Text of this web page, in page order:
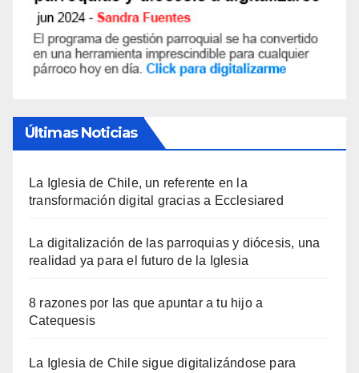
Últimas Noticias
La Iglesia de Chile, un referente en la
transformación digital gracias a Ecclesiared
La digitalización de las parroquias y diócesis, una
realidad ya para el futuro de la Iglesia
8 razones por las que apuntar a tu hijo a
Catequesis
La Iglesia de Chile sigue digitalizándose para